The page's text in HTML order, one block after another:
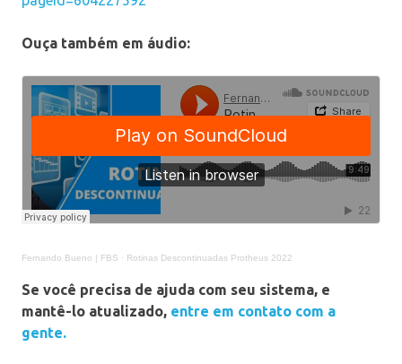
Ouça também em áudio:
Fernando Bueno | FBS · Rotinas Descontinuadas Protheus 2022
Se você precisa de ajuda com seu sistema, e
mantê-lo atualizado, entre em contato com a
gente.